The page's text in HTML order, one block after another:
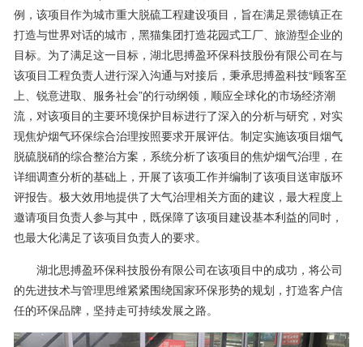
例，该项目作为城市重大脱硫工程建设项目，旨在满足景德镇正在
打造与世界对话的城市，黑猫集团打造花园式工厂、旅游型企业的
目标。为了满足这一目标，湖北思搏盈环保科技股份有限公司在与
该项目工程负责人进行深入沟通与对接后，秉承思搏盈科技“顾客至
上、锐意进取、服务社会”的行动纲领，顺应全球化的市场经济潮
流，对该项目的主要环境保护目标进行了深入的分析与研究，对实
现焦炉烟气环保综合治理按照要求开展评估。制定实施该项目烟气
脱硫脱硝的综合整治方案，系统分析了该项目的焦炉烟气治理，在
详细调查分析的基础上，开展了该项工作并编制了该项目送审版环
评报告。极大效用地提供了大气治理相关方面的建议，最大程度上
邀请项目负责人参与其中，既保障了该项目建设基本利益的同时，
也最大化满足了该项目负责人的要求。
湖北思搏盈环保科技股份有限公司在该项目中的成功，将公司
的先进技术与管理思维紧紧围绕国家环保形势的规划，打造客户信
任的环保品牌，坚持走可持续发展之路。